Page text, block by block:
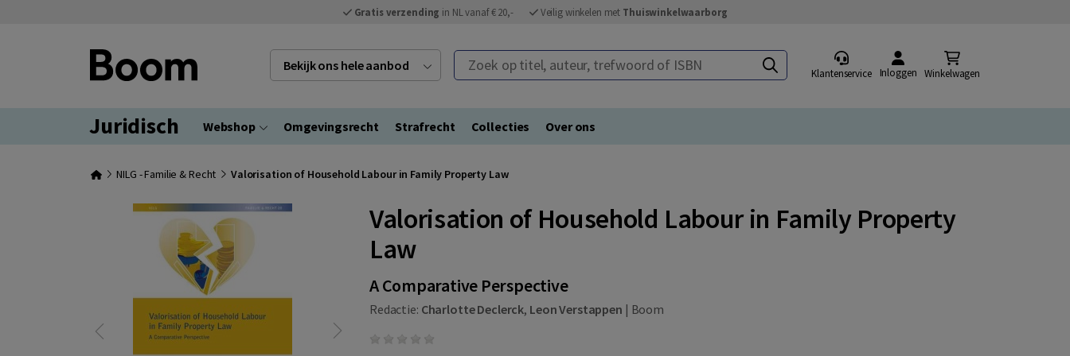
Gratis verzending in NL vanaf € 20,- Veilig winkelen met Thuiswinkelwaarborg
Bekijk ons hele aanbod Zoek op titel, auteur, trefwoord of ISBN
Klantenservice Inloggen Winkelwagen
Juridisch Webshop Omgevingsrecht Strafrecht Collecties Over ons
NILG - Familie & Recht Valorisation of Household Labour in Family Property Law
Valorisation of Household Labour in Family Property
Law
A Comparative Perspective
Redactie: Charlotte Declerck, Leon Verstappen | Boom